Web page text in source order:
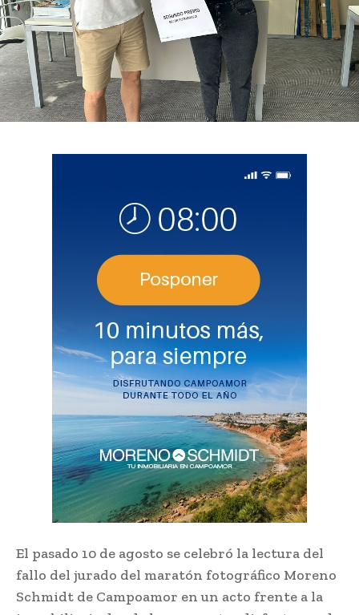
El pasado 10 de agosto se celebró la lectura del
fallo del jurado del maratón fotográfico Moreno
Schmidt de Campoamor en un acto frente a la